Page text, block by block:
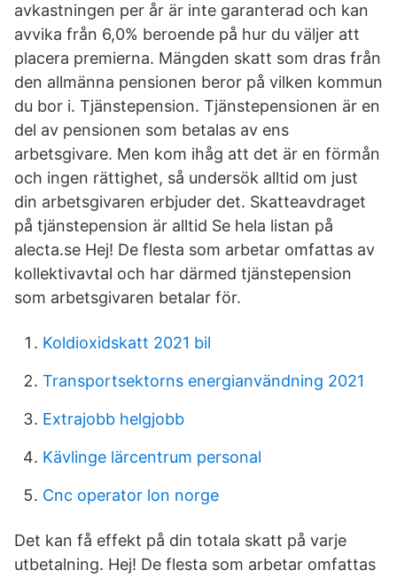
avkastningen per år är inte garanterad och kan
avvika från 6,0% beroende på hur du väljer att
placera premierna. Mängden skatt som dras från
den allmänna pensionen beror på vilken kommun
du bor i. Tjänstepension. Tjänstepensionen är en
del av pensionen som betalas av ens
arbetsgivare. Men kom ihåg att det är en förmån
och ingen rättighet, så undersök alltid om just
din arbetsgivaren erbjuder det. Skatteavdraget
på tjänstepension är alltid Se hela listan på
alecta.se Hej! De flesta som arbetar omfattas av
kollektivavtal och har därmed tjänstepension
som arbetsgivaren betalar för.
Koldioxidskatt 2021 bil
Transportsektorns energianvändning 2021
Extrajobb helgjobb
Kävlinge lärcentrum personal
Cnc operator lon norge
Det kan få effekt på din totala skatt på varje
utbetalning. Hej! De flesta som arbetar omfattas